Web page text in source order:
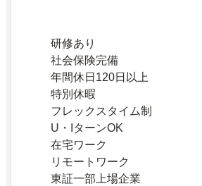
研修あり
社会保険完備
年間休日120日以上
特別休暇
フレックスタイム制
U・IターンOK
在宅ワーク
リモートワーク
東証一部上場企業